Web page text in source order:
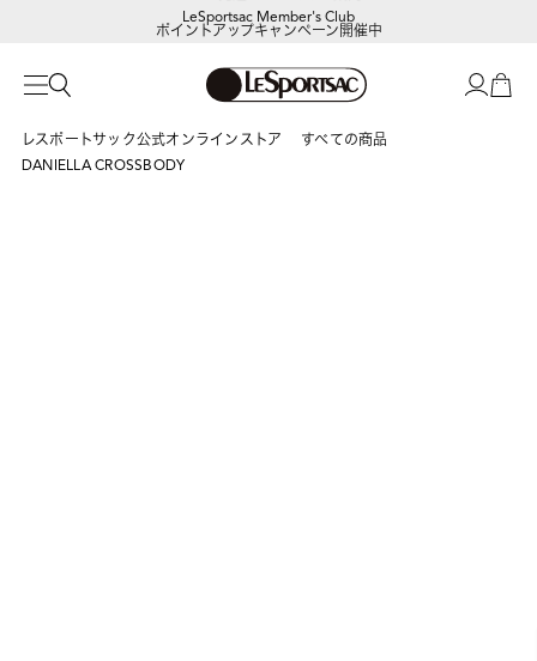
LeSportsac Member's Club
ポイントアップキャンペーン開催中
レスポートサック公式オンラインストア
すべての商品
DANIELLA CROSSBODY